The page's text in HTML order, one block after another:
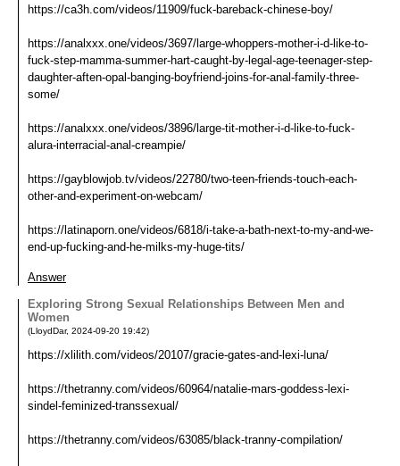
https://ca3h.com/videos/11909/fuck-bareback-chinese-boy/
https://analxxx.one/videos/3697/large-whoppers-mother-i-d-like-to-
fuck-step-mamma-summer-hart-caught-by-legal-age-teenager-step-
daughter-aften-opal-banging-boyfriend-joins-for-anal-family-three-
some/
https://analxxx.one/videos/3896/large-tit-mother-i-d-like-to-fuck-
alura-interracial-anal-creampie/
https://gayblowjob.tv/videos/22780/two-teen-friends-touch-each-
other-and-experiment-on-webcam/
https://latinaporn.one/videos/6818/i-take-a-bath-next-to-my-and-we-
end-up-fucking-and-he-milks-my-huge-tits/
Answer
Exploring Strong Sexual Relationships Between Men and
Women
(LloydDar, 2024-09-20 19:42)
https://xlilith.com/videos/20107/gracie-gates-and-lexi-luna/
https://thetranny.com/videos/60964/natalie-mars-goddess-lexi-
sindel-feminized-transsexual/
https://thetranny.com/videos/63085/black-tranny-compilation/